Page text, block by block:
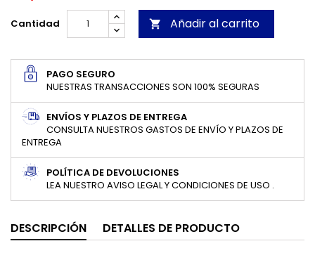
Cantidad  Añadir al carrito
PAGO SEGURO
NUESTRAS TRANSACCIONES SON 100% SEGURAS
ENVÍOS Y PLAZOS DE ENTREGA
CONSULTA NUESTROS GASTOS DE ENVÍO Y PLAZOS DE
ENTREGA
POLÍTICA DE DEVOLUCIONES
LEA NUESTRO AVISO LEGAL Y CONDICIONES DE USO .
DESCRIPCIÓN DETALLES DE PRODUCTO